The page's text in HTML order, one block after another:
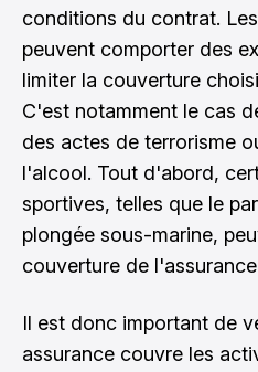
conditions du contrat.
peuvent comporter des
limiter la couverture
C'est notamment le cas
des actes de terrorisme
l'alcool. Tout d'abord,
sportives, telles que le
plongée sous-marine,
couverture de
Il est donc important de
assurance couvre les